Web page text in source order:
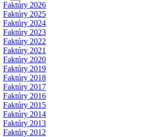
Faktúry 2026
Faktúry 2025
Faktúry 2024
Faktúry 2023
Faktúry 2022
Faktúry 2021
Faktúry 2020
Faktúry 2019
Faktúry 2018
Faktúry 2017
Faktúry 2016
Faktúry 2015
Faktúry 2014
Faktúry 2013
Faktúry 2012